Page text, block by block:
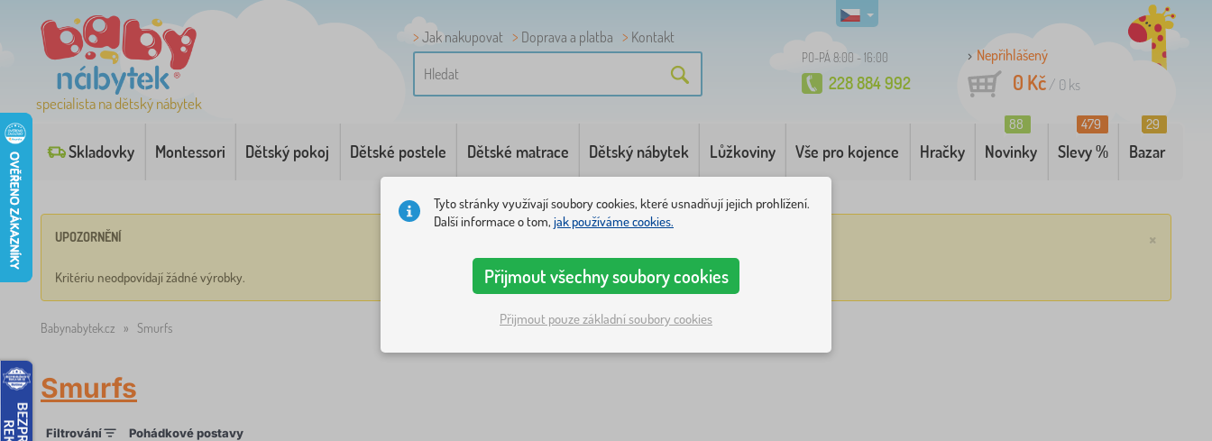
specialista na dětský nábytek
Jak nakupovat Doprava a platba Kontakt
PO-PÁ 8:00 - 16:00
228 884 992
Nepřihlášený
0 Kč/ 0 ks
Skladovky Montessori Dětský pokoj Dětské postele Dětské matrace Dětský nábytek Lůžkoviny Vše pro kojence Hračky Novinky
88
Slevy %
479
Bazar
29
×
UPOZORNĚNÍ
Kritériu neodpovídají žádné výrobky.
Babynabytek.cz » Smurfs
Smurfs
Filtrování Pohádkové postavy
Tyto stránky využívají soubory cookies, které usnadňují jejich prohlížení.
Další informace o tom, jak používáme cookies.
Přijmout všechny soubory cookies
Přijmout pouze základní soubory cookies